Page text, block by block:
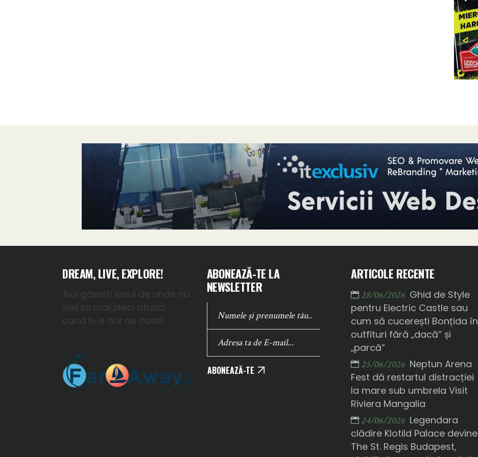
DREAM, LIVE, EXPLORE!
Aici găsești locul de unde nu
vrei să mai pleci atunci
cand ti-e dor de casă!
ABONEAZĂ-TE LA
NEWSLETTER
ABONEAZĂ-TE
ARTICOLE RECENTE
28/06/2026 Ghid de Style
pentru Electric Castle sau
cum să cucerești Bonțida în
outfituri fără „dacă” și
„parcă”
25/06/2026 Neptun Arena
Fest dă restartul distracției
la mare sub umbrela Visit
Riviera Mangalia
24/06/2026 Legendara
clădire Klotild Palace devine
The St. Regis Budapest,